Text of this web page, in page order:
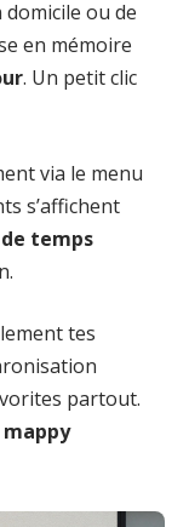
ou de
en mémoire
. Un petit clic
via le menu
s’affichent
temps
tes
partout.